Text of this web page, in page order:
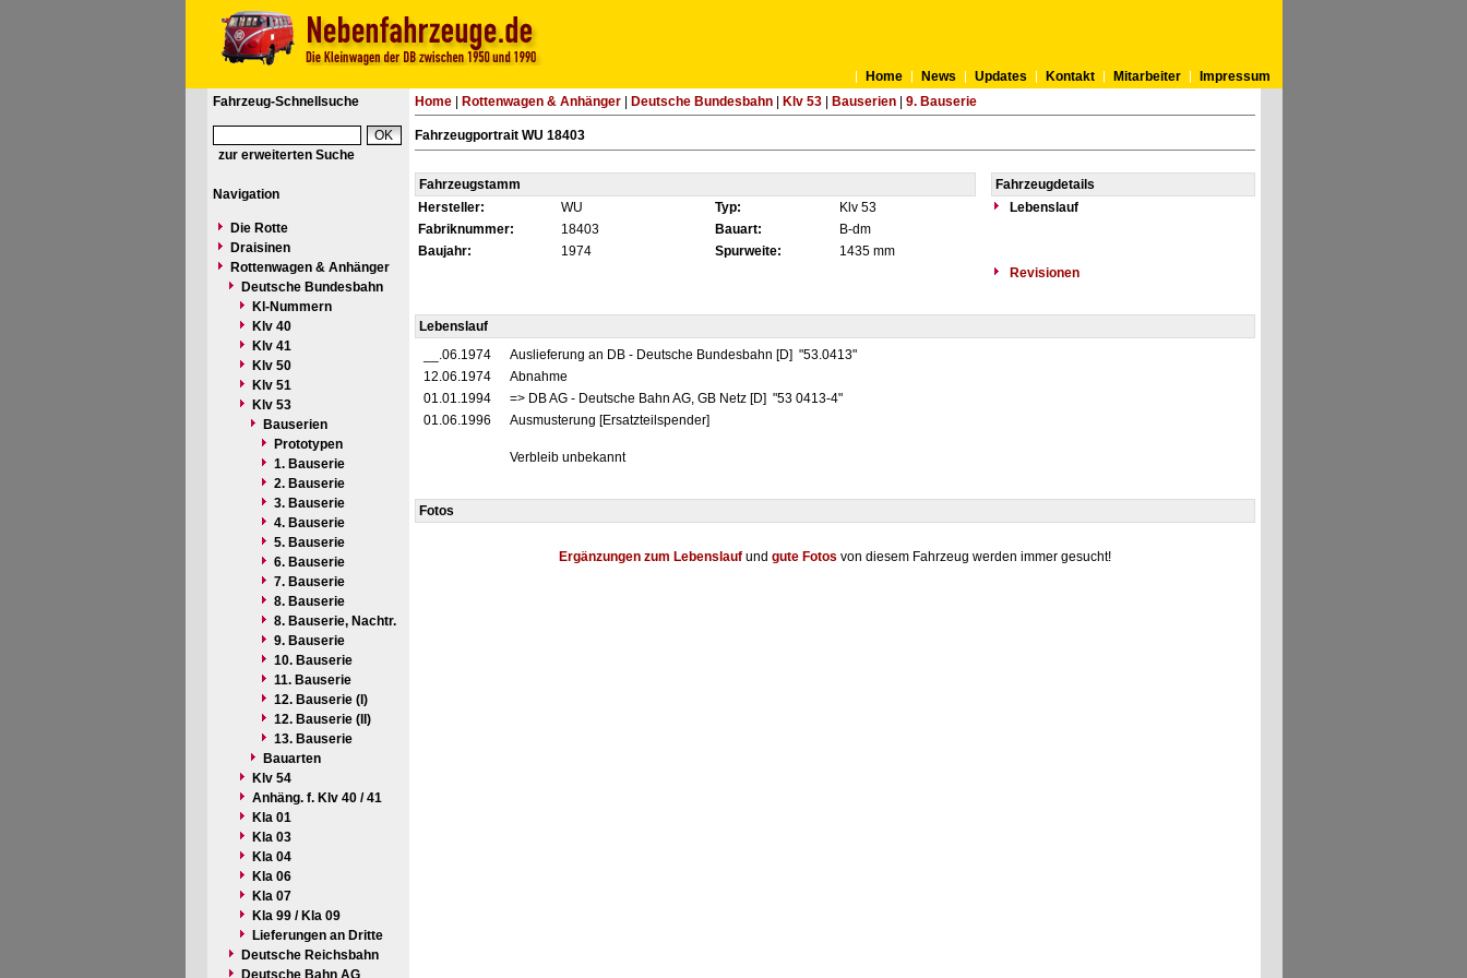
Home News Updates Kontakt Mitarbeiter
Impressum
Fahrzeug-Schnellsuche
zur erweiterten Suche
Navigation
Die Rotte
Draisinen
Rottenwagen & Anhänger
Deutsche Bundesbahn
Kl-Nummern
Klv 40
Klv 41
Klv 50
Klv 51
Klv 53
Bauserien
Prototypen
1. Bauserie
2. Bauserie
3. Bauserie
4. Bauserie
5. Bauserie
6. Bauserie
7. Bauserie
8. Bauserie
8. Bauserie, Nachtr.
9. Bauserie
10. Bauserie
11. Bauserie
12. Bauserie (I)
12. Bauserie (II)
13. Bauserie
Bauarten
Klv 54
Anhäng. f. Klv 40 / 41
Kla 01
Kla 03
Kla 04
Kla 06
Kla 07
Kla 99 / Kla 09
Lieferungen an Dritte
Deutsche Reichsbahn
Deutsche Bahn AG
Home| Rottenwagen & Anhänger| Deutsche Bundesbahn| Klv 53| Bauserien| 9. Bauserie
Fahrzeugportrait WU 18403
Fahrzeugstamm
Fahrzeugdetails
Hersteller:
WU Typ: Klv 53
Lebenslauf
Fabriknummer:
18403 Bauart:
B-dm
Baujahr:
1974 Spurweite:
1435 mm
Revisionen
Lebenslauf
__.06.1974
Auslieferung an DB - Deutsche Bundesbahn [D] "53.0413"
12.06.1974
Abnahme
01.01.1994
=> DB AG - Deutsche Bahn AG, GB Netz [D] "53 0413-4"
01.06.1996
Ausmusterung [Ersatzteilspender]
Verbleib unbekannt
Fotos
Ergänzungen zum Lebenslaufund gute Fotos von diesem Fahrzeug werden immer gesucht!